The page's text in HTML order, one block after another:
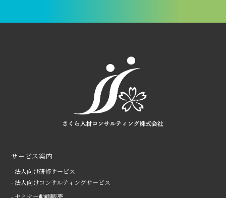
サービス案内
- 法人向け研修サービス
- 法人向けコンサルティングサービス
- セミナー動画販売